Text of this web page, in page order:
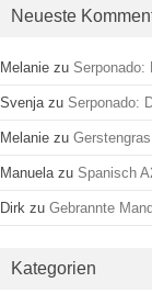
Neueste
Melanie zu Serponado:
Svenjazu Serponado:
Melanie zu
Manuelazu Spanisch
Dirk zu Gebrannte
Kategorien